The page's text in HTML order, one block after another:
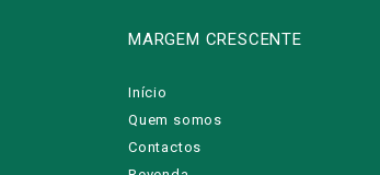
MARGEM CRESCENTE
Início
Quem somos
Contactos